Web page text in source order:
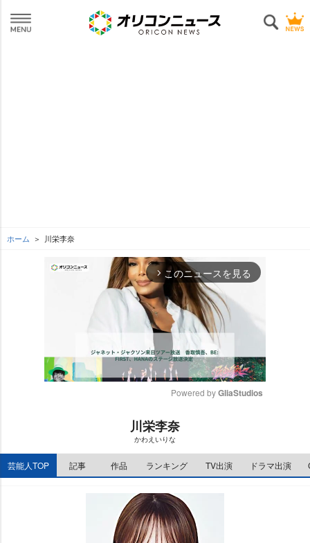
ホーム 川栄李奈
arrow_forward_ios このニュースを見る
e
Powered by GliaStudios
川栄李奈
かわえいりな
芸能人TOP 記事 作品 ランキング TV出演 ドラマ出演